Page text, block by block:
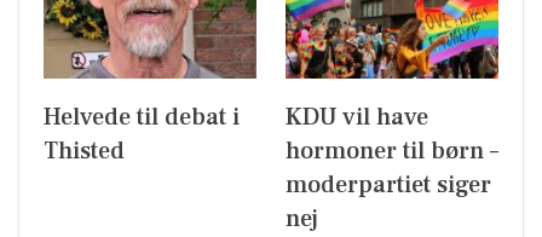
Helvede til debat i
Thisted
KDU vil have
hormoner til børn –
moderpartiet siger
nej